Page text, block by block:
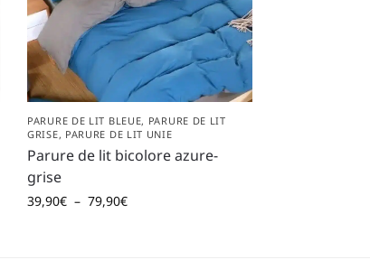
PARURE DE LIT BLEUE, PARURE DE LIT
GRISE, PARURE DE LIT UNIE
Parure de lit bicolore azure-
grise
39,90€ – 79,90€